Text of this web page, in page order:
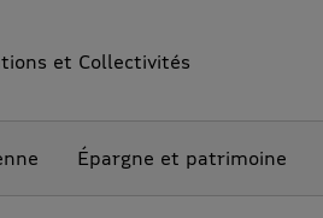
et Collectivités
Épargne et patrimoine